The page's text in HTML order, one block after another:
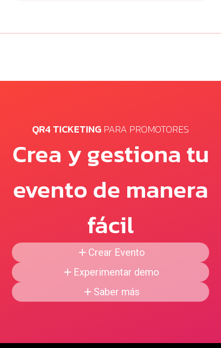
QR4 TICKETING PARA PROMOTORES
Crea y gestiona tu
evento de manera
fácil
Crear Evento
Experimentar demo
Saber más